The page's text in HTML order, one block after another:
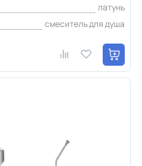
латунь
смеситель для душа